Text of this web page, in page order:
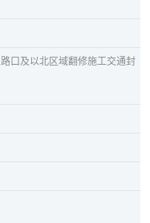
口及以北区域翻修施工交通封